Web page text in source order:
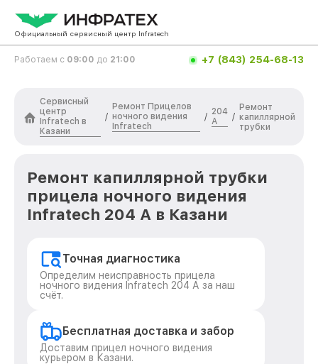
Официальный сервисный центр Infratech
Работаем с 09:00 до 21:00 +7 (843) 254-68-13
Сервисный
центр
Infratech в
Казани
/
Ремонт Прицелов
ночного видения
Infratech
/
204
А
/
Ремонт
капиллярной
трубки
Ремонт капиллярной трубки
прицела ночного видения
Infratech 204 А в Казани
Точная диагностика
Определим неисправность прицела
ночного видения Infratech 204 А за наш
счёт.
Бесплатная доставка и забор
Доставим прицел ночного видения
курьером в Казани.